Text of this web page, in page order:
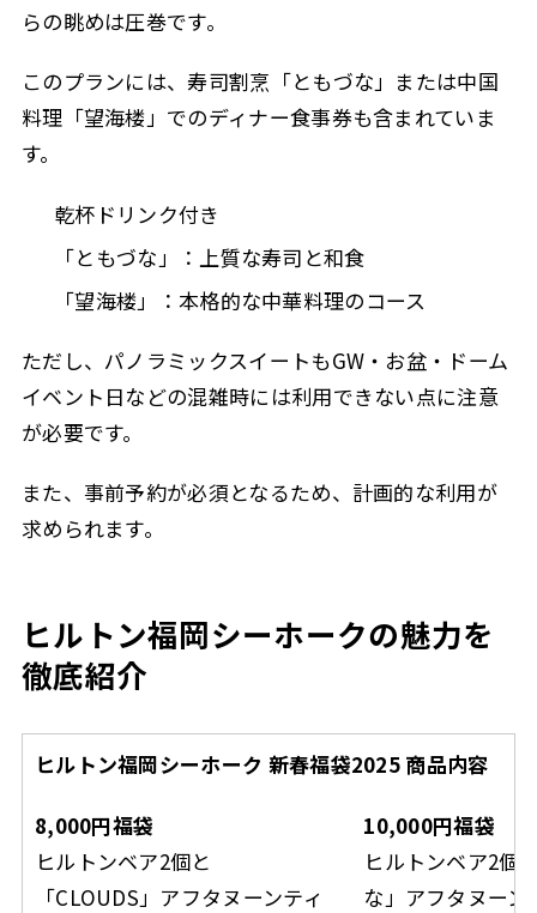
らの眺めは圧巻です。
このプランには、寿司割烹「ともづな」または中国
料理「望海楼」でのディナー食事券も含まれていま
す。
乾杯ドリンク付き
「ともづな」：上質な寿司と和食
「望海楼」：本格的な中華料理のコース
ただし、パノラミックスイートもGW・お盆・ドーム
イベント日などの混雑時には利用できない点に注意
が必要です。
また、事前予約が必須となるため、計画的な利用が
求められます。
ヒルトン福岡シーホークの魅力を
徹底紹介
ヒルトン福岡シーホーク 新春福袋2025 商品内容
8,000円福袋
ヒルトンベア2個と
「CLOUDS」アフタヌーンティ
10,000円福袋
ヒルトンベア2個
な」アフタヌーン